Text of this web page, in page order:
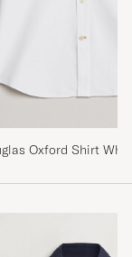
Oxford Shirt